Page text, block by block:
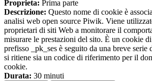
Proprieta: Prima parte
Descrizione: Questo nome di cookie è
analisi web open source Piwik. Viene
proprietari di siti Web a monitorare il
misurare le prestazioni del sito. È un cookie
prefisso _pk_ses è seguito da una breve serie
si ritiene sia un codice di riferimento per il
cookie.
Durata: 30 minuti